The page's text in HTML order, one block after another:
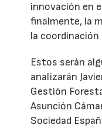
innovación en
finalmente, la
la
Estos serán
analizarán
Gestión
Asunción
Sociedad